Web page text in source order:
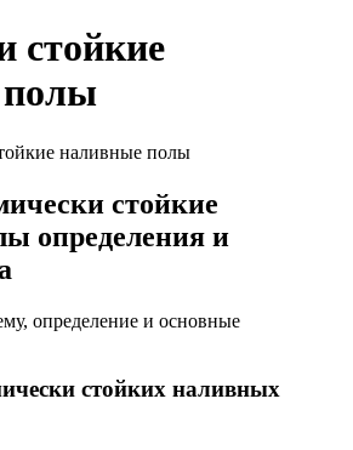
стойкие
стойкие
определения и
определение и основные
стойких наливных